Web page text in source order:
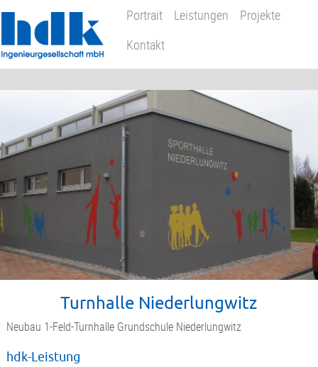
Portrait Leistungen Projekte
Kontakt
Turnhalle Niederlungwitz
Neubau 1-Feld-Turnhalle Grundschule Niederlungwitz
hdk-Leistung